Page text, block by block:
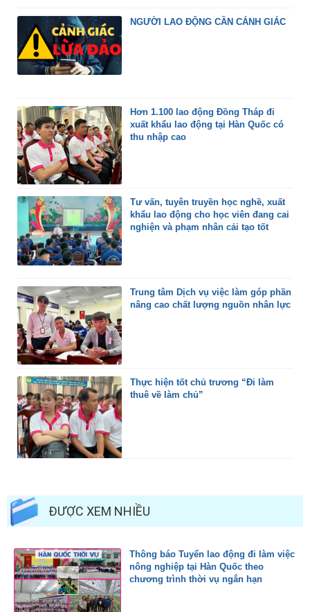
NGƯỜI LAO ĐỘNG CẦN CẢNH GIÁC
Hơn 1.100 lao động Đồng Tháp đi
xuất khẩu lao động tại Hàn Quốc có
thu nhập cao
Tư vấn, tuyên truyền học nghề, xuất
khẩu lao động cho học viên đang cai
nghiện và phạm nhân cải tạo tốt
Trung tâm Dịch vụ việc làm góp phần
nâng cao chất lượng nguồn nhân lực
Thực hiện tốt chủ trương “Đi làm
thuê về làm chủ”
ĐƯỢC XEM NHIỀU
Thông báo Tuyển lao động đi làm việc
nông nghiệp tại Hàn Quốc theo
chương trình thời vụ ngắn hạn